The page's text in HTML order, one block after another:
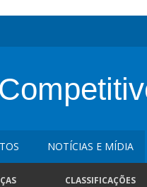
NOTÍCIAS E MÍDIA
CLASSIFICAÇÕES